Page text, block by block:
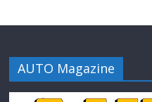
AUTO Magazine